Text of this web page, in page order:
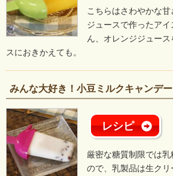
こちらはさわやかな
ジュースで作ったア
ん、オレンジジュー
スにおきかえても。
みんな大好き！小豆ミルクキャンデー
レシピ
厳密な糖質制限では
ので、乳製品は生ク